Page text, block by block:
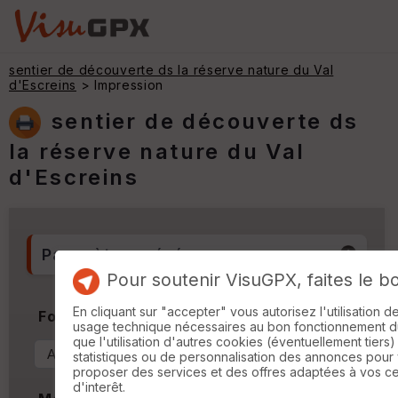
sentier de découverte ds la réserve nature du Val
d'Escreins > Impression
sentier de découverte ds
la réserve nature du Val
d'Escreins
Paramètres généraux
Format & Orientation
Pour soutenir VisuGPX, faites le
En cliquant sur "accepter" vous autorisez l'utilisation
usage technique nécessaires au bon fonctionnement
que l'utilisation d'autres cookies (éventuellement
statistiques ou de personnalisation des annonces pour
proposer des services et des offres adaptées à vos
d'interêt.